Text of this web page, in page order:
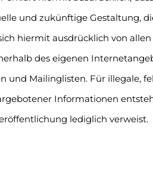
und zukünftige Gestaltung,
hiermit ausdrücklich von
des eigenen
und Mailinglisten. Für illegale,
Informationen
lediglich verweist.